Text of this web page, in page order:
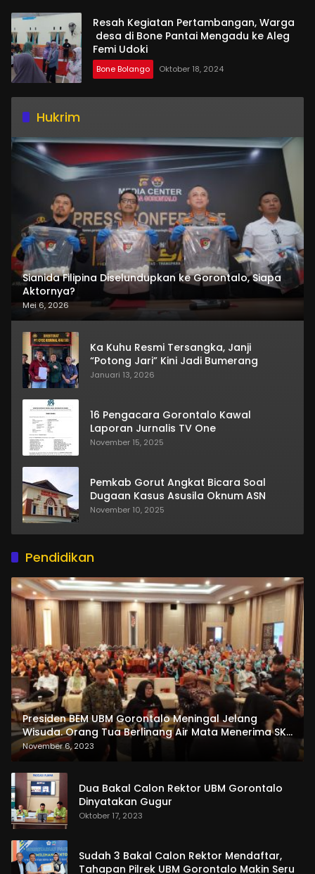
Resah Kegiatan Pertambangan, Warga
desa di Bone Pantai Mengadu ke Aleg
Femi Udoki
Bone Bolango Oktober 18, 2024
Hukrim
Sianida Filipina Diselundupkan ke Gorontalo, Siapa
Aktornya?
Mei 6, 2026
Ka Kuhu Resmi Tersangka, Janji
“Potong Jari” Kini Jadi Bumerang
Januari 13, 2026
16 Pengacara Gorontalo Kawal
Laporan Jurnalis TV One
November 15, 2025
Pemkab Gorut Angkat Bicara Soal
Dugaan Kasus Asusila Oknum ASN
November 10, 2025
Pendidikan
Presiden BEM UBM Gorontalo Meningal Jelang
Wisuda. Orang Tua Berlinang Air Mata Menerima SKL
dan Pemasangan Salempang
November 6, 2023
Dua Bakal Calon Rektor UBM Gorontalo
Dinyatakan Gugur
Oktober 17, 2023
Sudah 3 Bakal Calon Rektor Mendaftar,
Tahapan Pilrek UBM Gorontalo Makin Seru